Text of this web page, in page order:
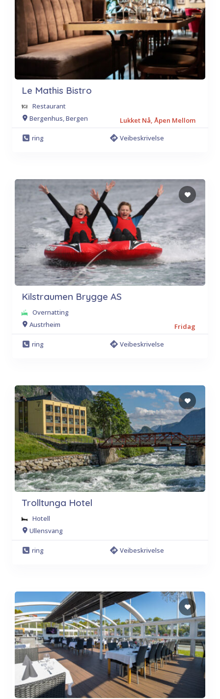
Le Mathis Bistro
Restaurant
Bergenhus, Bergen
Lukket Nå, Åpen Mellom
ring
Veibeskrivelse
Kilstraumen Brygge AS
Overnatting
Austrheim
Fridag
ring
Veibeskrivelse
Trolltunga Hotel
Hotell
Ullensvang
ring Veibeskrivelse